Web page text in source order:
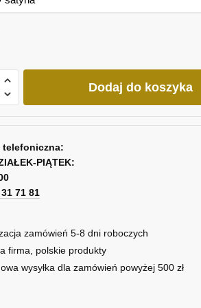
Dodaj do koszyka
PIĄTEK:
71 81
zamówień 5-8 dni roboczych
firma, polskie produkty
wysyłka dla zamówień powyżej 500 zł